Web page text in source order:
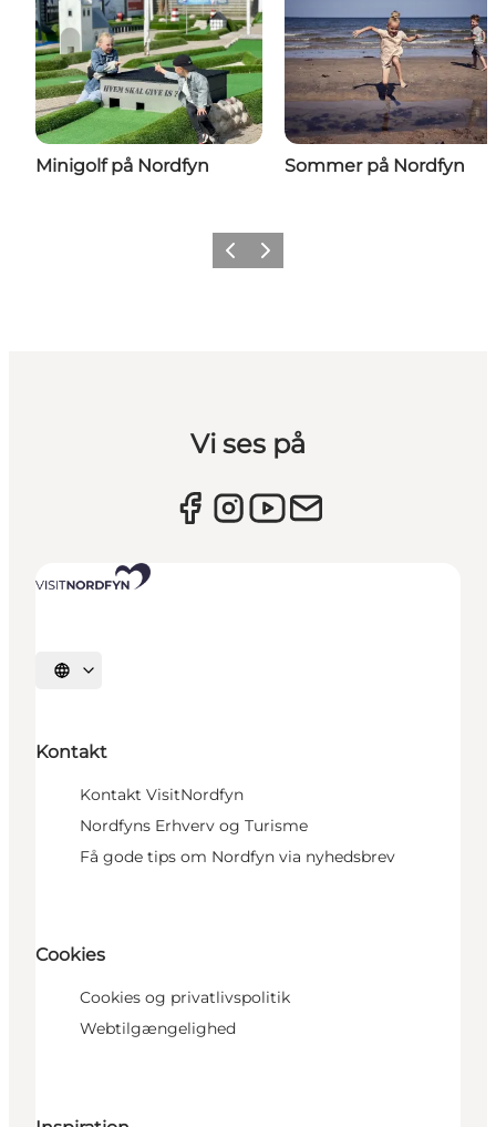
Minigolf på Nordfyn Sommer på Nordfyn
Forrige billede
Næste billede
Vi ses på
Vælg sprog
Kontakt
Kontakt VisitNordfyn
Nordfyns Erhverv og Turisme
Få gode tips om Nordfyn via nyhedsbrev
Cookies
Cookies og privatlivspolitik
Webtilgængelighed